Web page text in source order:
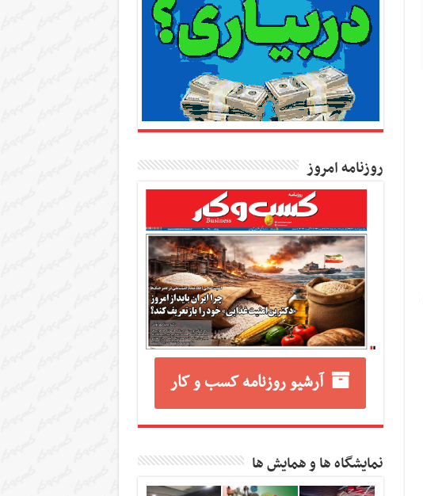
روزنامه امروز
آرشیو روزنامه کسب و کار
نمایشگاه ها و همایش ها